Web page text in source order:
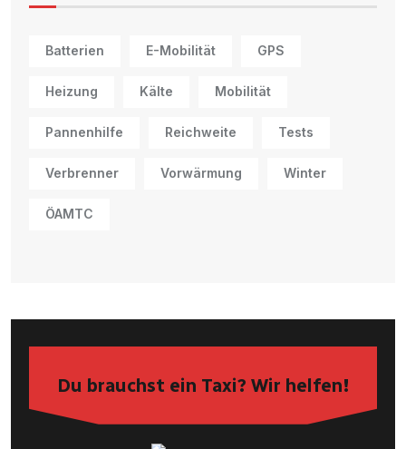
Batterien E-Mobilität GPS
Heizung Kälte Mobilität
Pannenhilfe Reichweite Tests
Verbrenner Vorwärmung Winter
ÖAMTC
Du brauchst ein Taxi? Wir helfen!